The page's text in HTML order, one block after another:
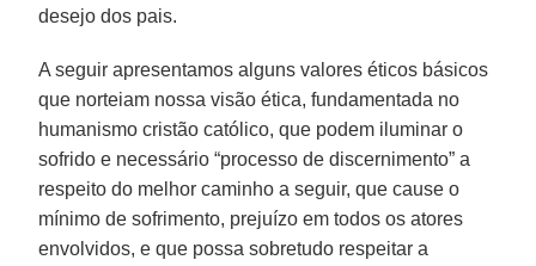
desejo dos pais.
A seguir apresentamos alguns valores éticos básicos
que norteiam nossa visão ética, fundamentada no
humanismo cristão católico, que podem iluminar o
sofrido e necessário “processo de discernimento” a
respeito do melhor caminho a seguir, que cause o
mínimo de sofrimento, prejuízo em todos os atores
envolvidos, e que possa sobretudo respeitar a